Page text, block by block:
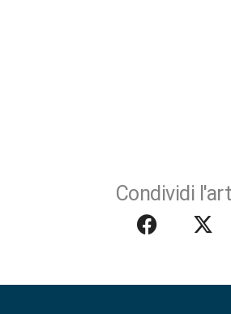
Condividi